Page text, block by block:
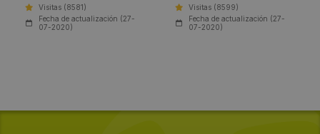
Visitas (8581)
Fecha de actualización (27-
07-2020)
Visitas (8599)
Fecha de actualización (27-
07-2020)